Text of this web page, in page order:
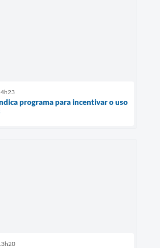
programa para incentivar o uso